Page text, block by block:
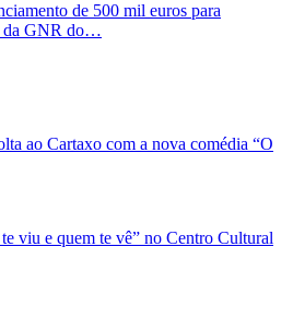
de 500 mil euros para
da GNR do…
ao Cartaxo com a nova comédia “O
viu e quem te vê” no Centro Cultural